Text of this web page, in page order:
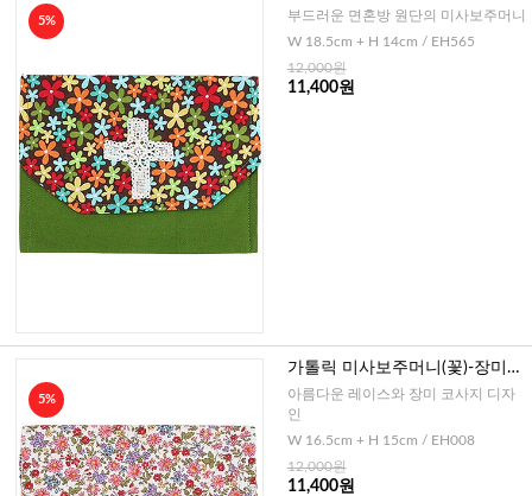
5%
십자가(그린)
부드러운 면혼방 원단의 미사보주머니
W 18.5cm + H 14cm / EH565
12,000원
11,400원
5%
가톨릭 미사보주머니(꽃)-장미
코사지
아름다운 레이스와 장미 코사지 디자
인
W 16.5cm + H 15cm / EH008
12,000원
11,400원